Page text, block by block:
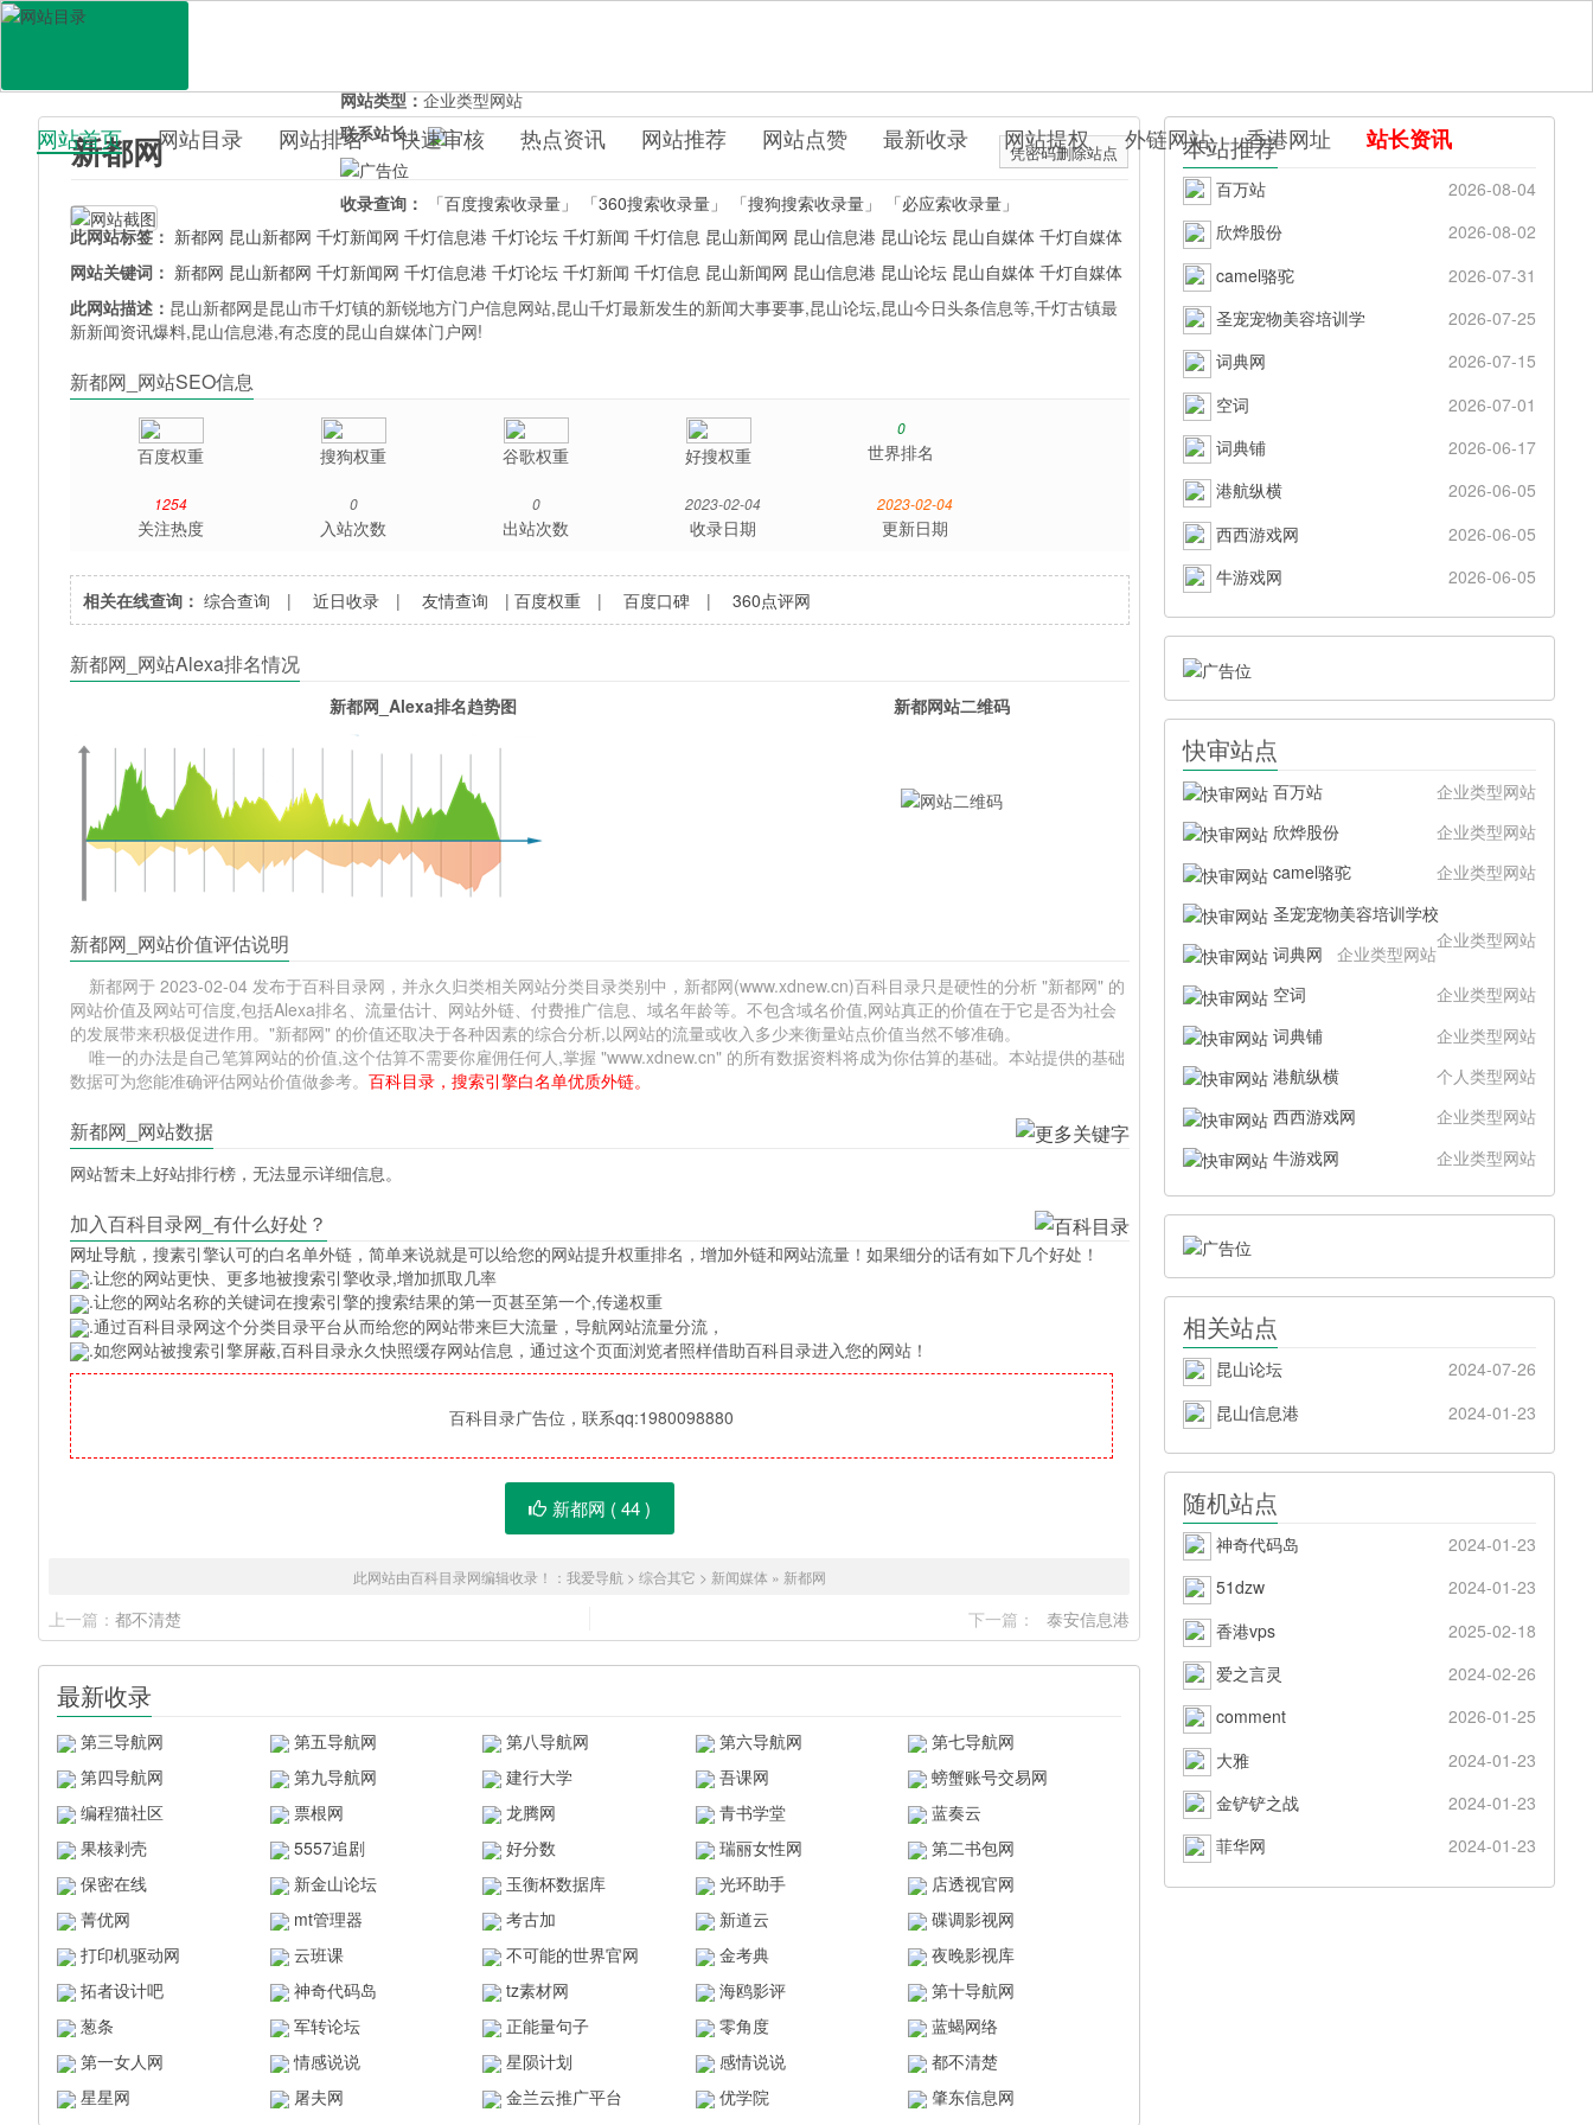
百科目录
网站首页 网站目录 网站排名 快速审核 热点资讯 网站推荐 网站点赞 最新收录 网站提权 外链网站 香港网址 站长资讯
新都网 凭密码删除站点
网站类型：企业类型网站
联系站长：
收录查询： 「百度搜索收录量」 「360搜索收录量」 「搜狗搜索收录量」
「必应索收录量」
此网站标签： 新都网 昆山新都网 千灯新闻网 千灯信息港 千灯论坛 千灯新闻 千灯信息 昆山新闻网 昆山信息港 昆山论坛 昆山自媒体 千灯自媒体
网站关键词： 新都网 昆山新都网 千灯新闻网 千灯信息港 千灯论坛 千灯新闻 千灯信息 昆山新闻网 昆山信息港 昆山论坛 昆山自媒体 千灯自媒体
此网站描述： 昆山新都网是昆山市千灯镇的新锐地方门户信息网站,昆山千灯最新发生的新闻大事要事,昆山论坛,昆山今日头条信息等,千灯古镇最
新新闻资讯爆料,昆山信息港,有态度的昆山自媒体门户网!
新都网_网站SEO信息
百度权重 搜狗权重 谷歌权重 好搜权重
0
世界排名
1254
关注热度
0
入站次数
0
出站次数
2023-02-04
收录日期
2023-02-04
更新日期
相关在线查询： 综合查询 |近日收录 |友情查询 |百度权重 |百度口碑 |360点评网
新都网_网站Alexa排名情况
新都网_Alexa排名趋势图 新都网站二维码
新都网_网站价值评估说明
新都网于 2023-02-04 发布于百科目录网，并永久归类相关网站分类目录类别中，新都网(www.xdnew.cn)百科目录只是硬性的分析 "新都网" 的
网站价值及网站可信度,包括Alexa排名、流量估计、网站外链、付费推广信息、域名年龄等。不包含域名价值,网站真正的价值在于它是否为社会
的发展带来积极促进作用。"新都网" 的价值还取决于各种因素的综合分析,以网站的流量或收入多少来衡量站点价值当然不够准确。
唯一的办法是自己笔算网站的价值,这个估算不需要你雇佣任何人,掌握 "www.xdnew.cn" 的所有数据资料将成为你估算的基础。本站提供的基础
数据可为您能准确评估网站价值做参考。百科目录，搜索引擎白名单优质外链。
新都网_网站数据
网站暂未上好站排行榜，无法显示详细信息。
加入百科目录网_有什么好处？
网址导航 ，搜素引擎认可的白名单外链，简单来说就是可以给您的网站提升权重排名，增加外链和网站流量！如果细分的话有如下几个好处！
.让您的网站更快、更多地被搜索引擎收录,增加抓取几率
.让您的网站名称的关键词在搜索引擎的搜索结果的第一页甚至第一个,传递权重
.通过百科目录网这个分类目录平台从而给您的网站带来巨大流量，导航网站流量分流，
.如您网站被搜索引擎屏蔽,百科目录永久快照缓存网站信息，通过这个页面浏览者照样借助百科目录进入您的网站！
百科目录广告位，联系qq:1980098880
新都网 ( 44)
此网站由百科目录网编辑收录！： 我爱导航 > 综合其它 > 新闻媒体 » 新都网
上一篇： 都不清楚 下一篇： 泰安信息港
最新收录
第三导航网 第五导航网 第八导航网 第六导航网
第七导航网
第四导航网
第九导航网 建行大学 吾课网
螃蟹账号交易网
编程猫社区
票根网 龙腾网 青书学堂
蓝奏云
果核剥壳
5557追剧 好分数 瑞丽女性网
第二书包网
保密在线
新金山论坛 玉衡杯数据库 光环助手
店透视官网
菁优网
mt管理器 考古加 新道云
碟调影视网
打印机驱动网
云班课 不可能的世界官网 金考典
夜晚影视库
拓者设计吧
神奇代码岛 tz素材网 海鸥影评
第十导航网
葱条
军转论坛 正能量句子 零角度
蓝蝎网络
第一女人网
情感说说 星陨计划 感情说说
都不清楚
星星网
屠夫网 金兰云推广平台 优学院 肇东信息网
本站推荐
百万站
2026-08-04
欣烨股份
2026-08-02
camel骆驼
2026-07-31
圣宠宠物美容培训学
2026-07-25
词典网
2026-07-15
空词
2026-07-01
词典铺
2026-06-17
港航纵横
2026-06-05
西西游戏网
2026-06-05
牛游戏网
2026-06-05
快审站点
百万站
企业类型网站
欣烨股份
企业类型网站
camel骆驼
企业类型网站
圣宠宠物美容培训学校
企业类型网站
词典网
企业类型网站
空词
企业类型网站
词典铺
企业类型网站
港航纵横
个人类型网站
西西游戏网
企业类型网站
牛游戏网
企业类型网站
相关站点
昆山论坛
2024-07-26
昆山信息港
2024-01-23
随机站点
神奇代码岛
2024-01-23
51dzw
2024-01-23
香港vps
2025-02-18
爱之言灵
2024-02-26
comment
2026-01-25
大雅
2024-01-23
金铲铲之战
2024-01-23
菲华网
2024-01-23